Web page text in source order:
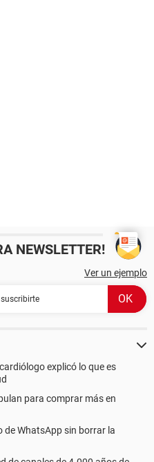
NEWSLETTER!
Ver un ejemplo
explicó lo que es
para comprar más en
de WhatsApp sin borrar la